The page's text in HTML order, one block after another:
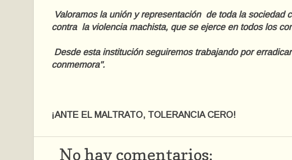
Valoramos la unión y representación de toda la
contra la violencia machista, que se ejerce en todos los
Desde esta institución seguiremos trabajando por
conmemora".
¡ANTE EL MALTRATO, TOLERANCIA CERO!
No hay comentarios: